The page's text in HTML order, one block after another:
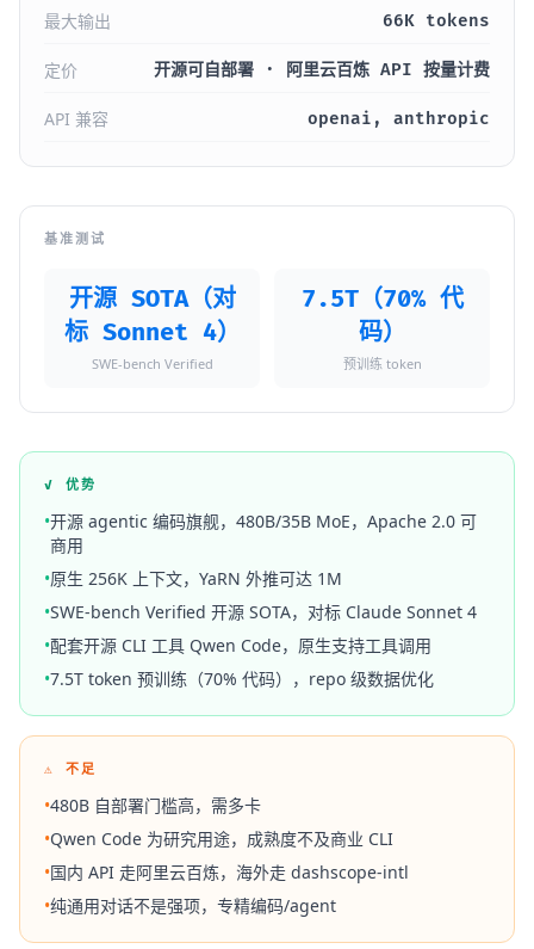
最大输出 66K tokens
定价 开源可自部署 · 阿里云百炼 API 按量计费
API 兼容 openai, anthropic
基准测试
开源 SOTA（对
标 Sonnet 4）
SWE-bench Verified
7.5T（70% 代
码）
预训练 token
✓ 优势
•开源 agentic 编码旗舰，480B/35B MoE，Apache 2.0 可
商用
•原生 256K 上下文，YaRN 外推可达 1M
•SWE-bench Verified 开源 SOTA，对标 Claude Sonnet 4
•配套开源 CLI 工具 Qwen Code，原生支持工具调用
•7.5T token 预训练（70% 代码），repo 级数据优化
⚠ 不足
•480B 自部署门槛高，需多卡
•Qwen Code 为研究用途，成熟度不及商业 CLI
•国内 API 走阿里云百炼，海外走 dashscope-intl
•纯通用对话不是强项，专精编码/agent